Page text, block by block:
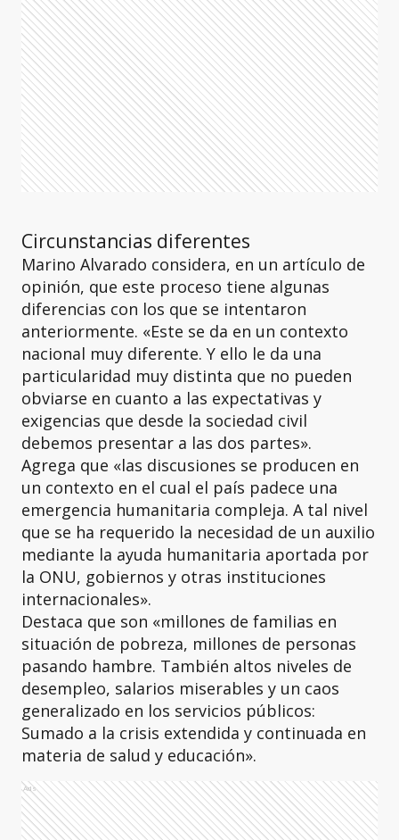
Circunstancias diferentes
Marino Alvarado considera, en un artículo de
opinión, que este proceso tiene algunas
diferencias con los que se intentaron
anteriormente. «Este se da en un contexto
nacional muy diferente. Y ello le da una
particularidad muy distinta que no pueden
obviarse en cuanto a las expectativas y
exigencias que desde la sociedad civil
debemos presentar a las dos partes».
Agrega que «las discusiones se producen en
un contexto en el cual el país padece una
emergencia humanitaria compleja. A tal nivel
que se ha requerido la necesidad de un auxilio
mediante la ayuda humanitaria aportada por
la ONU, gobiernos y otras instituciones
internacionales».
Destaca que son «millones de familias en
situación de pobreza, millones de personas
pasando hambre. También altos niveles de
desempleo, salarios miserables y un caos
generalizado en los servicios públicos:
Sumado a la crisis extendida y continuada en
materia de salud y educación».
Ads